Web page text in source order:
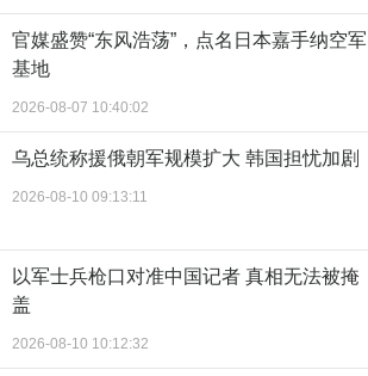
官媒盛赞“东风浩荡”，点名日本嘉手纳空军
基地
2026-08-07 10:40:02
乌总统称援俄朝军规模扩大 韩国担忧加剧
2026-08-10 09:13:11
以军士兵枪口对准中国记者 真相无法被掩
盖
2026-08-10 10:12:32